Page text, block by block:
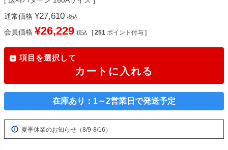
通常価格 ¥27,610 税込
会員価格 ¥26,229 税込 [ 251 ポイント付与 ]
項目を選択して
カートに入れる
在庫あり：1～2営業日で発送予定
夏季休業のお知らせ（8/9-8/16）